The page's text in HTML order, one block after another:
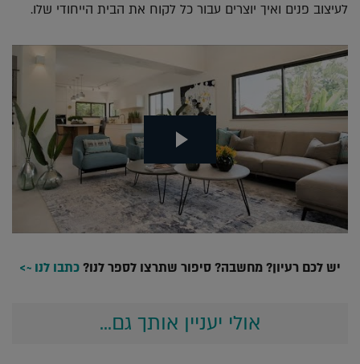
לעיצוב פנים ואיך יוצרים עבור כל לקוח את הבית הייחודי שלו.
יש לכם רעיון? מחשבה? סיפור שתרצו לספר לנו?כתבו לנו ~>
אולי יעניין אותך גם...